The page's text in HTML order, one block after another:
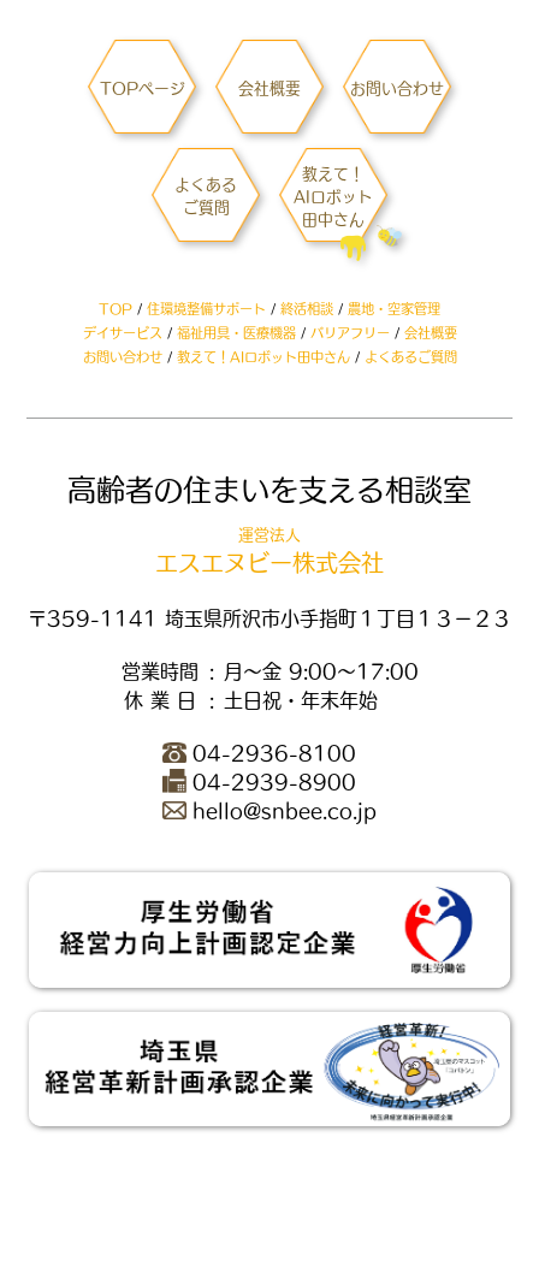
TOPページ 会社概要 お問い合わせ
よくある
ご質問
教えて！
AIロボット
田中さん
TOP / 住環境整備サポート / 終活相談 / 農地・空家管理
デイサービス / 福祉用具・医療機器/ バリアフリー/ 会社概要
お問い合わせ/ 教えて！AIロボット田中さん/ よくあるご質問
高齢者の住まいを支える相談室
運営法人
エスエヌビー株式会社
〒359-1141 埼玉県所沢市小手指町１丁目１３−２３
営業時間 : 月～金 9:00～17:00
休 業 日 : 土日祝・年末年始
04-2936-8100
04-2939-8900
hello@snbee.co.jp